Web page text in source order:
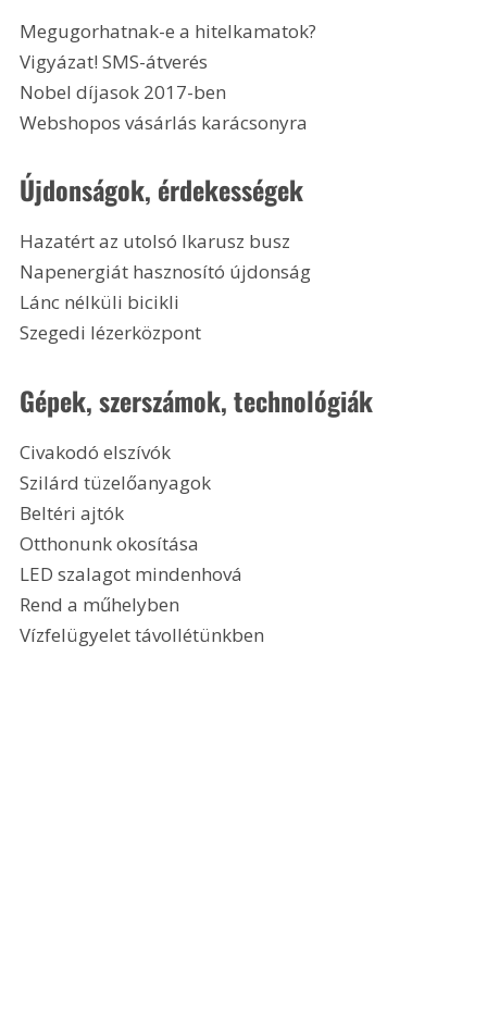
Megugorhatnak-e a hitelkamatok?
Vigyázat! SMS-átverés
Nobel díjasok 2017-ben
Webshopos vásárlás karácsonyra
Újdonságok, érdekességek
Hazatért az utolsó Ikarusz busz
Napenergiát hasznosító újdonság
Lánc nélküli bicikli
Szegedi lézerközpont
Gépek, szerszámok, technológiák
Civakodó elszívók
Szilárd tüzelőanyagok
Beltéri ajtók
Otthonunk okosítása
LED szalagot mindenhová
Rend a műhelyben
Vízfelügyelet távollétünkben